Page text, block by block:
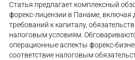
Статья предлагает комплексный
форекс-лицензии в Панаме, включая
требований к капиталу,
налоговым условиям.
операционные аспекты форекс-
соответствие налоговым